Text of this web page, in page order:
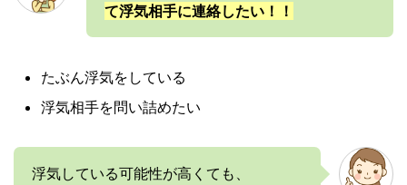
て浮気相手に連絡したい！！
たぶん浮気をしている
浮気相手を問い詰めたい
浮気している可能性が高くても、